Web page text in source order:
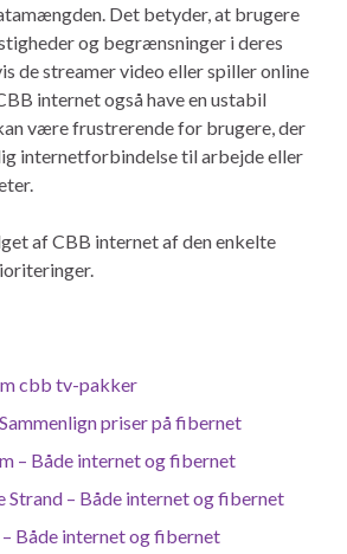
Det betyder, at brugere
og begrænsninger i deres
de streamer video eller spiller online
internet også have en ustabil
være frustrerende for brugere, der
internetforbindelse til arbejde eller
af CBB internet af den enkelte
cbb tv-pakker
priser på fibernet
– Både internet og fibernet
Strand – Både internet og fibernet
Både internet og fibernet